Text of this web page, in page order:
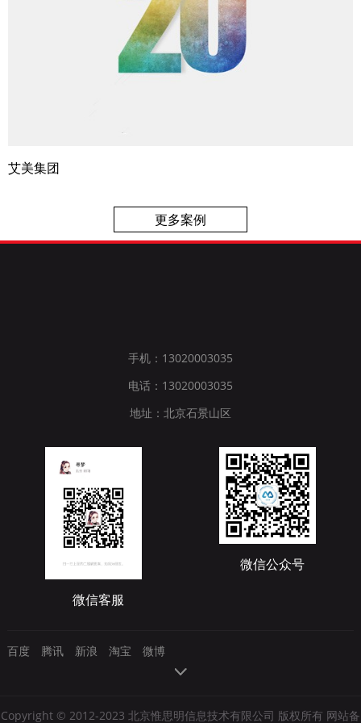
艾美集团
更多案例
手机：13020003035
电话：13020003035
地址：北京石景山区
微信客服
微信公众号
百度 腾讯 新浪 淘宝 微博
Copyright © 2012-2023 北京惟思明信息技术有限公司 版权所有 网站备